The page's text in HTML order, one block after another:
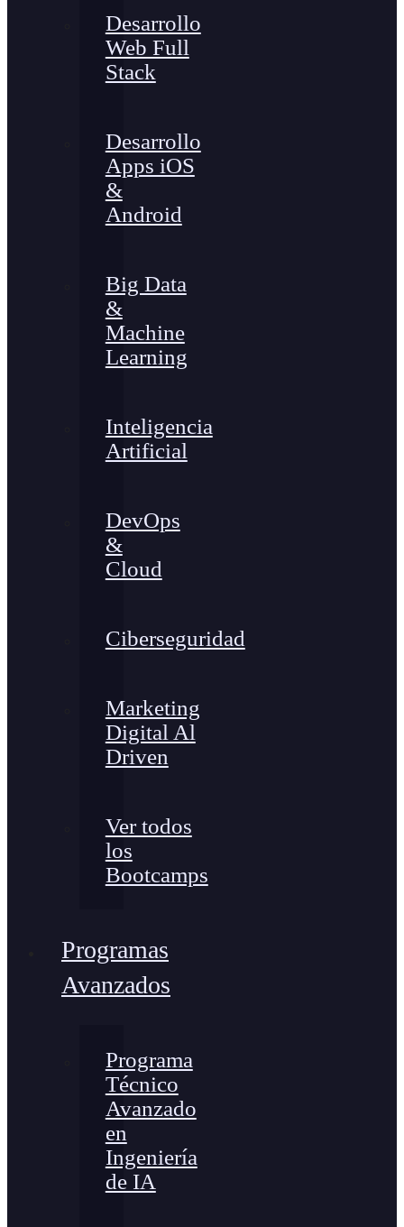
Desarrollo
Web Full
Stack
Desarrollo
Apps iOS
&
Android
Big Data
&
Machine
Learning
Inteligencia
Artificial
DevOps
&
Cloud
Ciberseguridad
Marketing
Digital Al
Driven
Ver todos
los
Bootcamps
Programas
Avanzados
Programa
Técnico
Avanzado
en
Ingeniería
de IA